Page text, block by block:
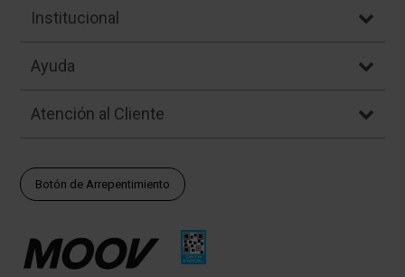
Institucional
Ayuda
Atención al Cliente
Botón de Arrepentimiento